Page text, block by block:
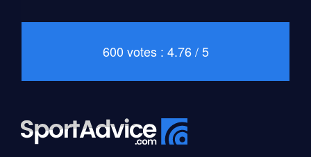
600 votes : 4.76 / 5